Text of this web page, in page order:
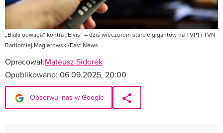
„Biała odwaga” kontra „Elvis” – dziś wieczorem starcie gigantów na TVP1 i TVN
Bartlomiej Magierowski/East News
Opracował:Mateusz Sidorek
Opublikowano: 06.09.2025, 20:00
Obserwuj nas w Google